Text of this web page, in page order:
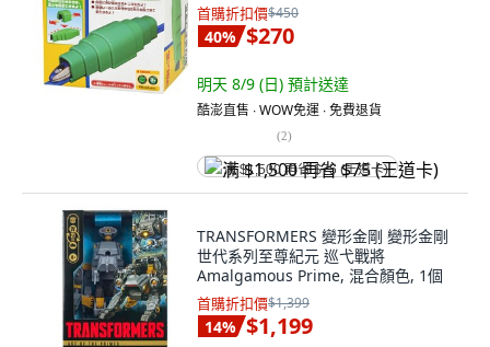
首購折扣價$450
40% $270
明天 8/9 (日) 預計送達
酷澎直售 ∙ WOW免運 ∙ 免費退貨
(2)
满 $1,500 再省 $75 (王道卡)
TRANSFORMERS 變形金剛 變形金剛
世代系列至尊紀元 巡弋戰將
Amalgamous Prime, 混合顏色, 1個
首購折扣價$1,399
14% $1,199